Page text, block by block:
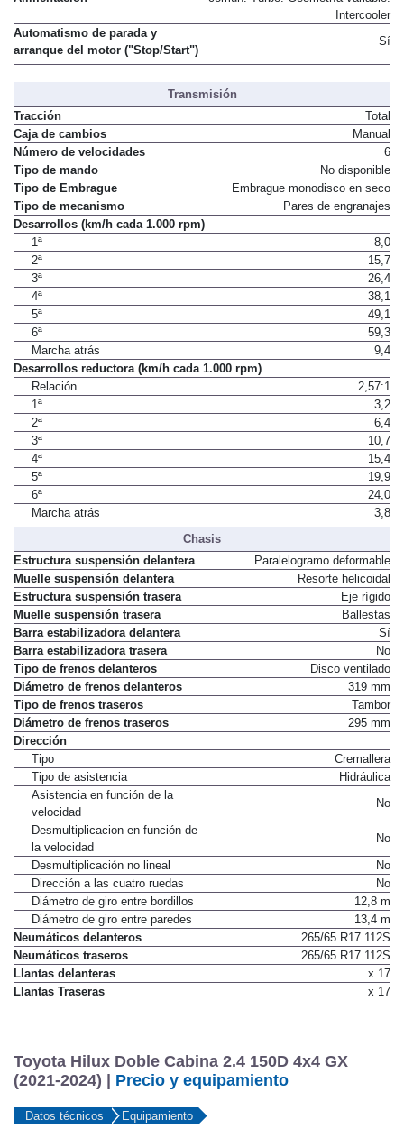
Intercooler
Automatismo de parada y
arranque del motor ("Stop/Start")
Sí
Transmisión
Tracción
Total
Caja de cambios
Manual
Número de velocidades
6
Tipo de mando
No disponible
Tipo de Embrague
Embrague monodisco en seco
Tipo de mecanismo
Pares de engranajes
Desarrollos (km/h cada 1.000 rpm)
1ª
8,0
2ª
15,7
3ª
26,4
4ª
38,1
5ª
49,1
6ª
59,3
Marcha atrás
9,4
Desarrollos reductora (km/h cada 1.000 rpm)
Relación
2,57:1
1ª
3,2
2ª
6,4
3ª
10,7
4ª
15,4
5ª
19,9
6ª
24,0
Marcha atrás
3,8
Chasis
Estructura suspensión delantera
Paralelogramo deformable
Muelle suspensión delantera
Resorte helicoidal
Estructura suspensión trasera
Eje rígido
Muelle suspensión trasera
Ballestas
Barra estabilizadora delantera
Sí
Barra estabilizadora trasera
No
Tipo de frenos delanteros
Disco ventilado
Diámetro de frenos delanteros
319 mm
Tipo de frenos traseros
Tambor
Diámetro de frenos traseros
295 mm
Dirección
Tipo
Cremallera
Tipo de asistencia
Hidráulica
Asistencia en función de la
velocidad
No
Desmultiplicacion en función de
la velocidad
No
Desmultiplicación no lineal
No
Dirección a las cuatro ruedas
No
Diámetro de giro entre bordillos
12,8 m
Diámetro de giro entre paredes
13,4 m
Neumáticos delanteros
265/65 R17 112S
Neumáticos traseros
265/65 R17 112S
Llantas delanteras
x 17
Llantas Traseras
x 17
Toyota Hilux Doble Cabina 2.4 150D 4x4 GX
(2021-2024) | Precio y equipamiento
Datos técnicos Equipamiento